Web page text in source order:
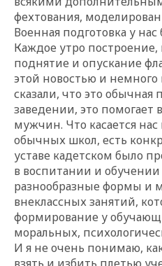
фехтования,
Военная подготовка у
Каждое утро
поднятие и опускание
этой новостью и немного
сказали, что это обычная
заведении, это помогает
мужчин. Что касается
обычных школ, есть
уставе кадетском было
в воспитании и
разнообразные формы и
внеклассных занятий,
формирование у
моральных,
И я не очень понимаю,